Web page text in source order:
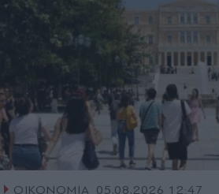
ΟΙΚΟΝΟΜΙΑ 05.08.2026 12:47